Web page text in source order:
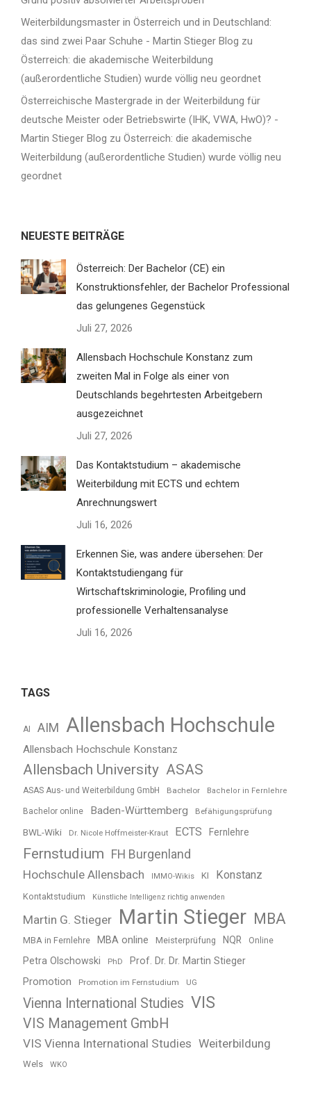
Weiterbildungsmaster in Österreich und in Deutschland:
das sind zwei Paar Schuhe - Martin Stieger Blog zu
Österreich: die akademische Weiterbildung
(außerordentliche Studien) wurde völlig neu geordnet
Österreichische Mastergrade in der Weiterbildung für
deutsche Meister oder Betriebswirte (IHK, VWA, HwO)? -
Martin Stieger Blog zu Österreich: die akademische
Weiterbildung (außerordentliche Studien) wurde völlig neu
geordnet
NEUESTE BEITRÄGE
Österreich: Der Bachelor (CE) ein
Konstruktionsfehler, der Bachelor Professional
das gelungenes Gegenstück
Juli 27, 2026
Allensbach Hochschule Konstanz zum
zweiten Mal in Folge als einer von
Deutschlands begehrtesten Arbeitgebern
ausgezeichnet
Juli 27, 2026
Das Kontaktstudium – akademische
Weiterbildung mit ECTS und echtem
Anrechnungswert
Juli 16, 2026
Erkennen Sie, was andere übersehen: Der
Kontaktstudiengang für
Wirtschaftskriminologie, Profiling und
professionelle Verhaltensanalyse
Juli 16, 2026
TAGS
AI AIM Allensbach Hochschule
Allensbach Hochschule Konstanz
Allensbach University ASAS
ASAS Aus- und Weiterbildung GmbH Bachelor Bachelor in Fernlehre
Bachelor online Baden-Württemberg Befähigungsprüfung
BWL-Wiki Dr. Nicole Hoffmeister-Kraut ECTS Fernlehre
Fernstudium
FH Burgenland
Hochschule Allensbach
IMMO-Wikis KI Konstanz
Kontaktstudium Künstliche Intelligenz richtig anwenden
Martin G. Stieger Martin Stieger MBA
MBA in Fernlehre MBA online Meisterprüfung NQR Online
Petra Olschowski PhD Prof. Dr. Dr. Martin Stieger
Promotion Promotion im Fernstudium UG
Vienna International Studies VIS
VIS Management GmbH
VIS Vienna International Studies Weiterbildung
Wels WKO